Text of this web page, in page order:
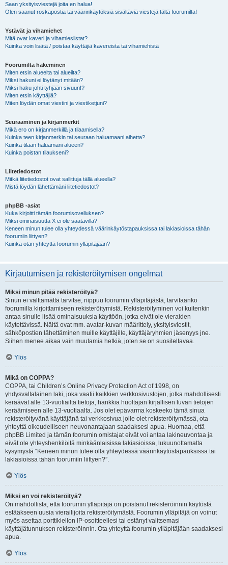
Saan yksityisviestejä joita en halua!
Olen saanut roskapostia tai väärinkäytöksiä sisältäviä viestejä tältä foorumilta!
Ystävät ja vihamiehet
Mitä ovat kaveri ja vihamieslistat?
Kuinka voin lisätä / poistaa käyttäjiä kavereista tai vihamiehistä
Foorumilta hakeminen
Miten etsin alueelta tai alueilta?
Miksi hakuni ei löytänyt mitään?
Miksi haku johti tyhjään sivuun!?
Miten etsin käyttäjiä?
Miten löydän omat viestini ja viestiketjuni?
Seuraaminen ja kirjanmerkit
Mikä ero on kirjanmerkillä ja tilaamisella?
Kuinka teen kirjanmerkin tai seuraan haluamaani aihetta?
Kuinka tilaan haluamani alueen?
Kuinka poistan tilaukseni?
Liitetiedostot
Mitkä liitetiedostot ovat sallittuja tällä alueella?
Mistä löydän lähettämäni liitetiedostot?
phpBB -asiat
Kuka kirjoitti tämän foorumisovelluksen?
Miksi ominaisuutta X ei ole saatavilla?
Keneen minun tulee olla yhteydessä väärinkäytöstapauksissa tai lakiasioissa tähän
foorumiin liittyen?
Kuinka otan yhteyttä foorumin ylläpitäjään?
Kirjautumisen ja rekisteröitymisen ongelmat
Miksi minun pitää rekisteröityä?
Sinun ei välttämättä tarvitse, riippuu foorumin ylläpitäjästä, tarvitaanko
foorumilla kirjoittamiseen rekisteröitymistä. Rekisteröityminen voi kuitenkin
antaa sinulle lisää ominaisuuksia käyttöön, jotka eivät ole vieraiden
käytettävissä. Näitä ovat mm. avatar-kuvan määrittely, yksityisviestit,
sähköpostien lähettäminen muille käyttäjille, käyttäjäryhmien jäsenyys jne.
Siihen menee aikaa vain muutamia hetkiä, joten se on suositeltavaa.
Ylös
Mikä on COPPA?
COPPA, tai Children’s Online Privacy Protection Act of 1998, on
yhdysvaltalainen laki, joka vaatii kaikkien verkkosivustojen, jotka mahdollisesti
keräävät alle 13-vuotiailta tietoja, hankkia huoltajan kirjallisen luvan tietojen
keräämiseen alle 13-vuotiaalta. Jos olet epävarma koskeeko tämä sinua
rekisteröityvänä käyttäjänä tai verkkosivua jolle olet rekisteröitymässä, ota
yhteyttä oikeudelliseen neuvonantajaan saadaksesi apua. Huomaa, että
phpBB Limited ja tämän foorumin omistajat eivät voi antaa lakineuvontaa ja
eivät ole yhteyshenkilöitä minkäänlaisissa lakiasioissa, lukuunottamatta
kysymystä “Keneen minun tulee olla yhteydessä väärinkäytöstapauksissa tai
lakiasioissa tähän foorumiin liittyen?”.
Ylös
Miksi en voi rekisteröityä?
On mahdollista, että foorumin ylläpitäjä on poistanut rekisteröinnin käytöstä
estääkseen uusia vierailijoita rekisteröitymästä. Foorumin ylläpitäjä on voinut
myös asettaa porttikiellon IP-osoitteellesi tai estänyt valitsemasi
käyttäjätunnuksen rekisteröinnin. Ota yhteyttä foorumin ylläpitäjään saadaksesi
apua.
Ylös